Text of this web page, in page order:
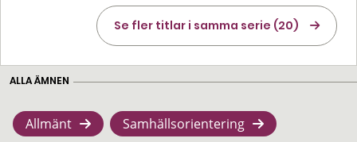
Se fler titlar i samma serie (20)
ALLA ÄMNEN
Allmänt Samhällsorientering